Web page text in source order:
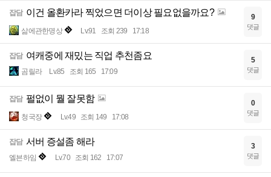
잡담 이건 올환카라 찍었으면 더이상 필요없을까요?
삶에관한명상 Lv.91 조회 239 17:18
9
댓글
잡담 여캐중에 재밌는 직업 추천좀요
곰릴라 Lv.85 조회 165 17:09
5
댓글
잡담 펄없이 뭘 잘못함
청국장 Lv.49 조회 149 17:08
0
댓글
잡담 서버 증설좀 해라
엘븐하임 Lv.70 조회 162 17:07
3
댓글